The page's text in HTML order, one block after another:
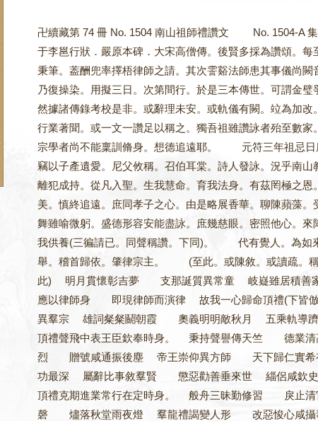
卍續藏第 74 冊 No. 1504 南山祖師禮讚文 No.
于李邕行狀．嚴原本碑．大宋高僧傳。後賢多採為讚頌。
秉筆。葢酬兜率擇梧律師之請。其次霅谿法師患其事儀尚
乃復操染。用擬三日。次第間行。於是三本傳世。可謂金
然據諸傳錄考校是非。或辭理未安。或軌儀有闕。竝為加
行業著聞。或一文一讚足以稱之。獨吾祖雖讚詠者殆至數
宗學者尚不能稟訓脩身。想德追遠耶。 元符三
竊以子產遺愛。尼父攸稱。召伯耳棠。詩人發詠。況乎南
離犯成持。從凡入聖。生我慧命。育我法身。有茲罔極之
美。慎終追遠。庶同孝子之心。由是略展香華。聊陳蘋藻
舞雖喻微躬。盛德形容安能盡詠。庶幾慈眼。密照他心
我供養(三徧請已。同聲稱讚。下同)。 代有覺人。為如
舉。稽首歸依。肇律宗主。 (至此。或陳敘。或讀疏。稱
此) 明月貫懷彰吉夢 支那誕質異常童 岐嶷雖居積
應以律師身 即現律師而演律 故我一心歸命頂禮(下皆
異羣宗 雄詞粲粲鬬朝霞 奧義明明敵秋月 五乘軌導
頂禮聲飛中表王臣欽奉時身。 秉持聲譽傳天竺 德業
烈 贈號咸通振後塵 帝王崇仰異方師 天下歸仁實希
功最深 屬辭比事敘羣賢 懲惡勸善垂來世 緇侶咸欽
頂禮克期進業常行在定時身。 般舟三昧勤修習 戾止
磬 燼落秋堂雨夜燈 羣龍禮謁變人形 改惡悛心咸攝